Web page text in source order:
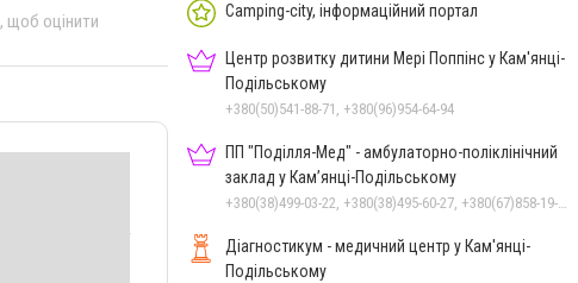
, щоб оцінити
Camping-city, інформаційний портал
Центр розвитку дитини Мері Поппінс у Кам'янці-
Подільському
+380(50)541-88-71, +380(96)954-64-94
ПП "Поділля-Мед" - амбулаторно-поліклінічний
заклад у Кам’янці-Подільському
+380(38)499-03-22, +380(38)495-60-27, +380(67)858-19-75
Діагностикум - медичний центр у Кам'янці-
Подільському